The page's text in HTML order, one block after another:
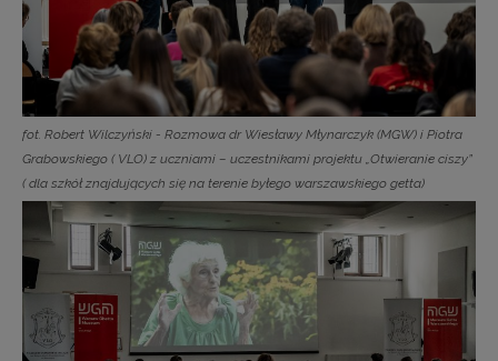
fot. Robert Wilczyński - Rozmowa dr Wiesławy Młynarczyk (MGW) i Piotra
Grabowskiego ( VLO) z uczniami – uczestnikami projektu „Otwieranie ciszy”
( dla szkół znajdujących się na terenie byłego warszawskiego getta)